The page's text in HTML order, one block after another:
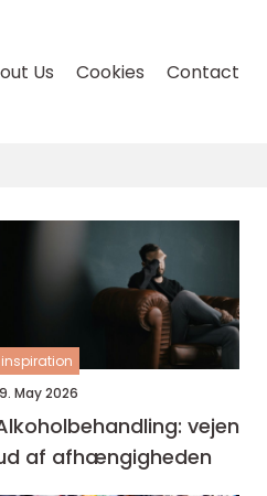
Us Cookies Contact
inspiration
May 2026
vejen
af afhængigheden